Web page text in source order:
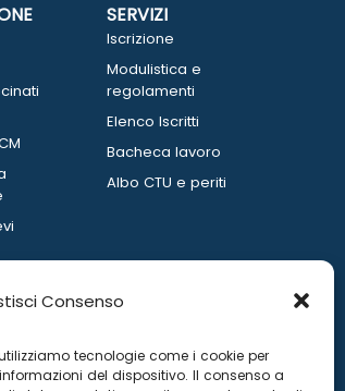
Consenso
tecnologie come i cookie per
del dispositivo. Il consenso a
SERVIZI
Iscrizione
Modulistica e
regolamenti
Elenco Iscritti
Bacheca lavoro
Albo CTU e periti